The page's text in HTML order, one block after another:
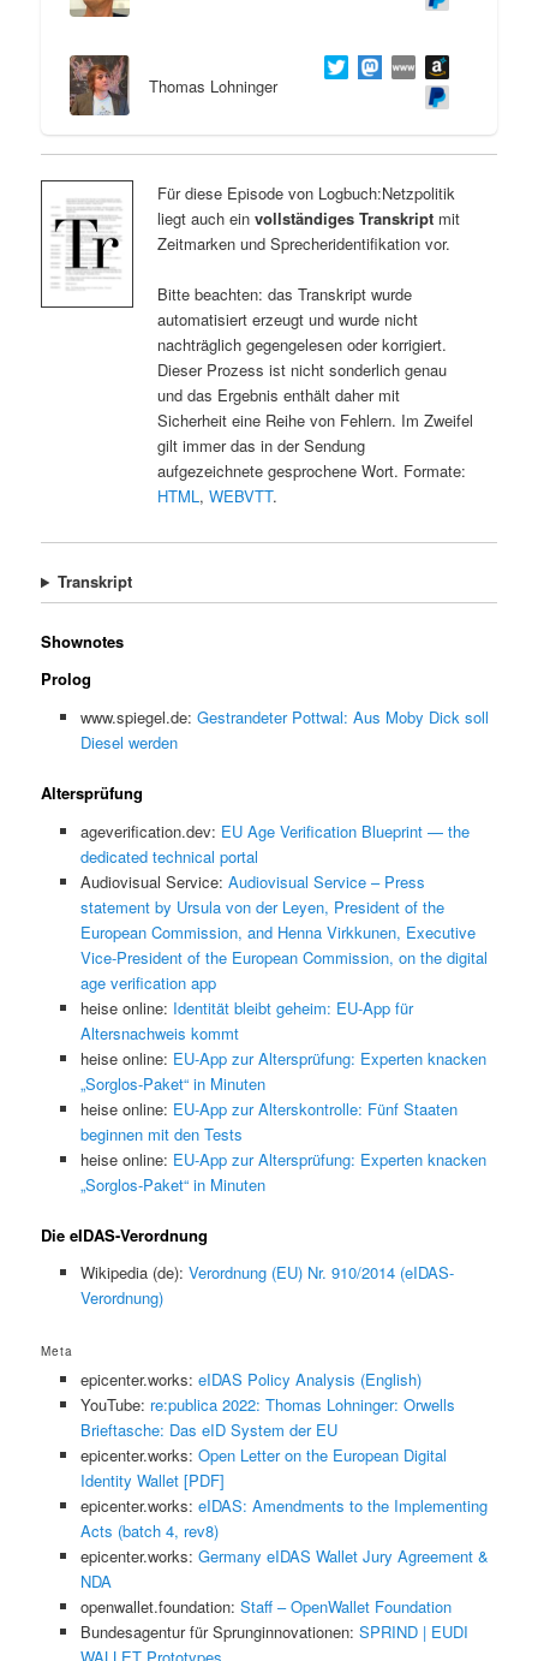
Thomas Lohninger
Für diese Episode von Logbuch:Netzpolitik
liegt auch ein vollständiges Transkriptmit
Zeitmarken und Sprecheridentifikation vor.
Bitte beachten: das Transkript wurde
automatisiert erzeugt und wurde nicht
nachträglich gegengelesen oder korrigiert.
Dieser Prozess ist nicht sonderlich genau
und das Ergebnis enthält daher mit
Sicherheit eine Reihe von Fehlern. Im Zweifel
gilt immer das in der Sendung
aufgezeichnete gesprochene Wort. Formate:
HTML, WEBVTT.
Transkript
Shownotes
Prolog
www.spiegel.de: Gestrandeter Pottwal: Aus Moby Dick soll
Diesel werden
Altersprüfung
ageverification.dev: EU Age Verification Blueprint — the
dedicated technical portal
Audiovisual Service: Audiovisual Service – Press
statement by Ursula von der Leyen, President of the
European Commission, and Henna Virkkunen, Executive
Vice-President of the European Commission, on the digital
age verification app
heise online: Identität bleibt geheim: EU-App für
Altersnachweis kommt
heise online: EU-App zur Altersprüfung: Experten knacken
„Sorglos-Paket“ in Minuten
heise online: EU-App zur Alterskontrolle: Fünf Staaten
beginnen mit den Tests
heise online: EU-App zur Altersprüfung: Experten knacken
„Sorglos-Paket“ in Minuten
Die eIDAS-Verordnung
Wikipedia (de): Verordnung (EU) Nr. 910/2014 (eIDAS-
Verordnung)
Meta
epicenter.works: eIDAS Policy Analysis (English)
YouTube: re:publica 2022: Thomas Lohninger: Orwells
Brieftasche: Das eID System der EU
epicenter.works: Open Letter on the European Digital
Identity Wallet [PDF]
epicenter.works: eIDAS: Amendments to the Implementing
Acts (batch 4, rev8)
epicenter.works: Germany eIDAS Wallet Jury Agreement &
NDA
openwallet.foundation: Staff – OpenWallet Foundation
Bundesagentur für Sprunginnovationen: SPRIND | EUDI